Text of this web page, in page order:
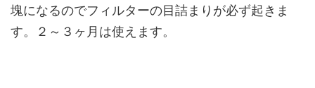
塊になるのでフィルターの目詰まりが必ず起きま
す。２～３ヶ月は使えます。